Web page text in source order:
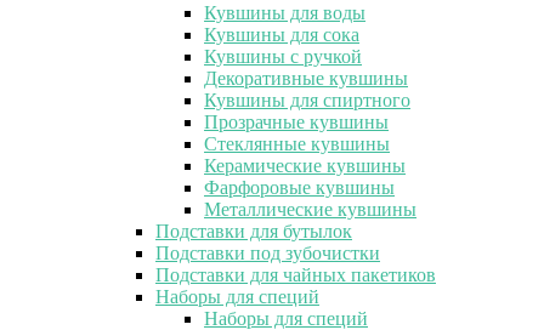
Кувшины для воды
Кувшины для сока
Кувшины с ручкой
Декоративные кувшины
Кувшины для спиртного
Прозрачные кувшины
Стеклянные кувшины
Керамические кувшины
Фарфоровые кувшины
Металлические кувшины
Подставки для бутылок
Подставки под зубочистки
Подставки для чайных пакетиков
Наборы для специй
Наборы для специй